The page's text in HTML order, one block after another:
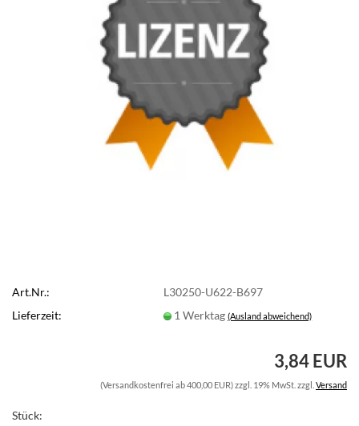
Art.Nr.:
L30250-U622-B697
Lieferzeit:
1 Werktag(Ausland abweichend)
3,84 EUR
(Versandkostenfrei ab 400,00 EUR) zzgl. 19% MwSt. zzgl. Versand
Stück: